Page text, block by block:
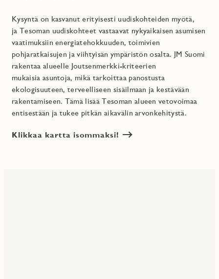
Kysyntä on kasvanut erityisesti uudiskohteiden myötä,
ja Tesoman uudiskohteet vastaavat nykyaikaisen asumisen
vaatimuksiin energiatehokkuuden, toimivien
pohjaratkaisujen ja viihtyisän ympäristön osalta. JM Suomi
rakentaa alueelle Joutsenmerkki-kriteerien
mukaisia asuntoja, mikä tarkoittaa panostusta
ekologisuuteen, terveelliseen sisäilmaan ja kestävään
rakentamiseen. Tämä lisää Tesoman alueen vetovoimaa
entisestään ja tukee pitkän aikavälin arvonkehitystä.
Klikkaa kartta isommaksi!